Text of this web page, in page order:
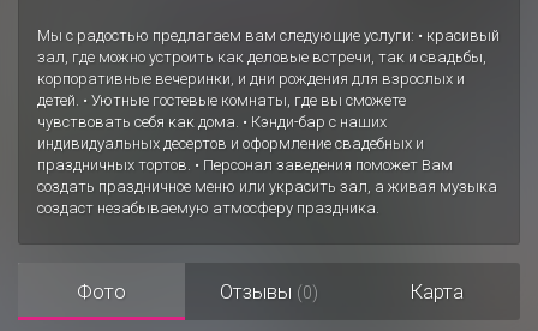
Мы с радостью предлагаем вам следующие услуги: • красивый
зал, где можно устроить как деловые встречи, так и свадьбы,
корпоративные вечеринки, и дни рождения для взрослых и
детей. • Уютные гостевые комнаты, где вы сможете
чувствовать себя как дома. • Кэнди-бар с наших
индивидуальных десертов и оформление свадебных и
праздничных тортов. • Персонал заведения поможет Вам
создать праздничное меню или украсить зал, а живая музыка
создаст незабываемую атмосферу праздника.
Фото Отзывы (0) Карта